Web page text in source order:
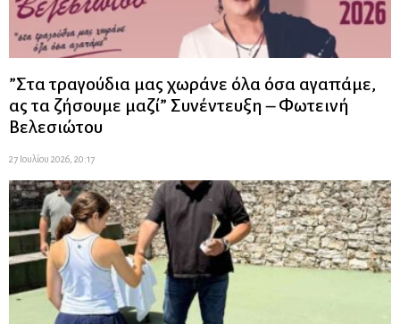
”Στα τραγούδια μας χωράνε όλα όσα αγαπάμε,
ας τα ζήσουμε μαζί” Συνέντευξη – Φωτεινή
Βελεσιώτου
27 Ιουλίου 2026, 20:17